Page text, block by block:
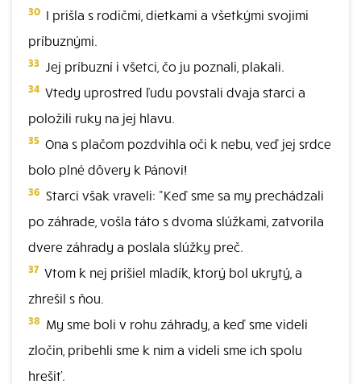
30 I prišla s rodičmi, dietkami a všetkými svojimi
príbuznými.
33 Jej príbuzní i všetci, čo ju poznali, plakali.
34 Vtedy uprostred ľudu povstali dvaja starci a
položili ruky na jej hlavu.
35 Ona s plačom pozdvihla oči k nebu, veď jej srdce
bolo plné dôvery k Pánovi!
36 Starci však vraveli: "Keď sme sa my prechádzali
po záhrade, vošla táto s dvoma slúžkami, zatvorila
dvere záhrady a poslala slúžky preč.
37 Vtom k nej prišiel mladík, ktorý bol ukrytý, a
zhrešil s ňou.
38 My sme boli v rohu záhrady, a keď sme videli
zločin, pribehli sme k nim a videli sme ich spolu
hrešiť.